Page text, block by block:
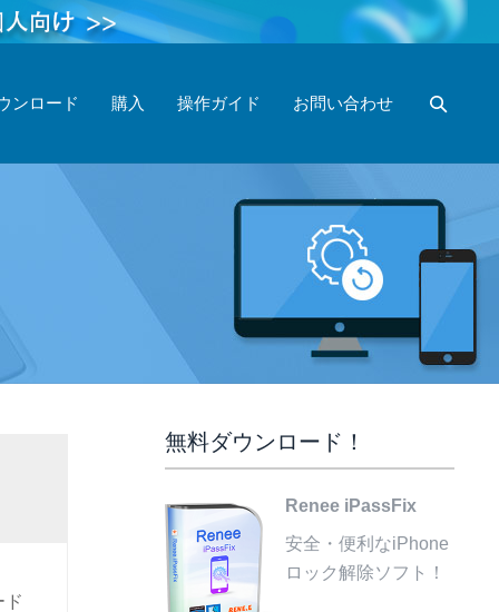
ンロード 購入 操作ガイド お問い合わせ
ド
無料ダウンロード！
Renee iPassFix
安全・便利なiPhone
ロック解除ソフト！